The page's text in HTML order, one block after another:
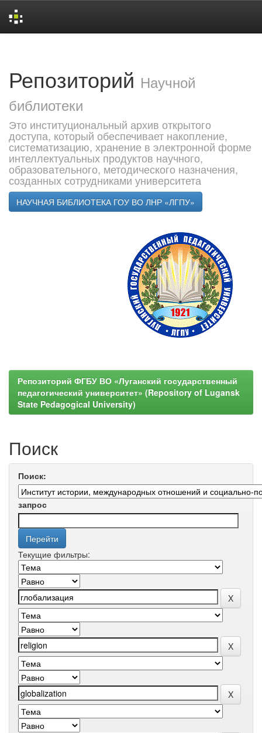
Репозиторий Научной
библиотеки
Это институциональный архив открытого
доступа, который обеспечивает накопление,
систематизацию, хранение в электронной форме
интеллектуальных продуктов научного,
образовательного, методического назначения,
созданных сотрудниками университета
НАУЧНАЯ БИБЛИОТЕКА ГОУ ВО ЛНР «ЛГПУ»
Репозиторий ФГБУ ВО «Луганский государственный
педагогический университет» (Repository of Lugansk
State Pedagogical University)
Поиск
Поиск:
запрос
Текущие фильтры: